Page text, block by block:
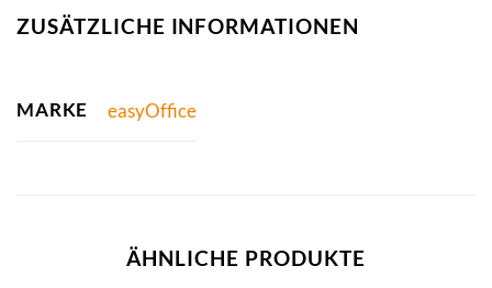
ZUSÄTZLICHE INFORMATIONEN
MARKE easyOffice
ÄHNLICHE PRODUKTE